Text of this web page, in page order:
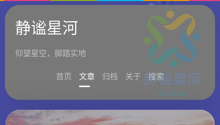
静谧星河
仰望星空，脚踏实地
首页
文章 归档 关于 搜索